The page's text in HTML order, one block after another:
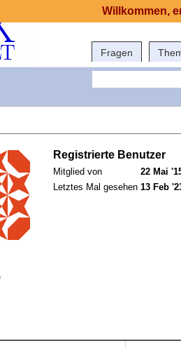
Fragen
Registrierte Benutzer
Mitglied von
22 Mai
Letztes Mal gesehen 13 Feb
Willkommen,